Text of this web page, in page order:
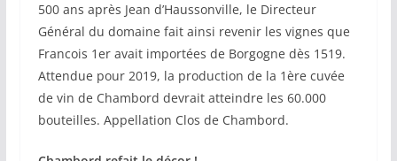
500 ans après Jean d’Haussonville, le Directeur
Général du domaine fait ainsi revenir les vignes que
Francois 1er avait importées de Borgogne dès 1519.
Attendue pour 2019, la production de la 1ère cuvée
de vin de Chambord devrait atteindre les 60.000
bouteilles. Appellation Clos de Chambord.